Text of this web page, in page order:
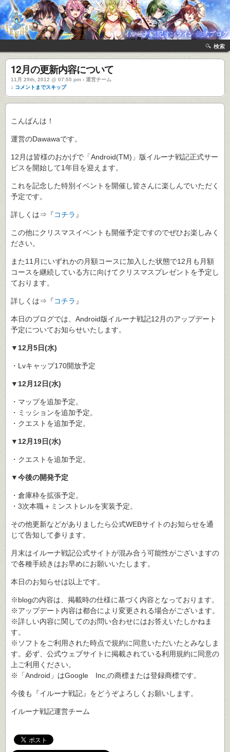
検索
12月の更新内容について
11月 29th, 2012 @ 07:55 pm › 運営チーム
↓ コメントまでスキップ
こんばんは！
運営のDawawaです。
12月は皆様のおかげで「Android(TM)」版イルーナ戦記正式サー
ビスを開始して1年目を迎えます。
これを記念した特別イベントを開催し皆さんに楽しんでいただく
予定です。
詳しくは⇒『コチラ 』
この他にクリスマスイベントも開催予定ですのでぜひお楽しみく
ださい。
また11月にいずれかの月額コースに加入した状態で12月も月額
コースを継続している方に向けてクリスマスプレゼントを予定し
ております。
詳しくは⇒『コチラ 』
本日のブログでは、Android版イルーナ戦記12月のアップデート
予定についてお知らせいたします。
▼12月5日(水)
・Lvキャップ170開放予定
▼12月12日(水)
・マップを追加予定。
・ミッションを追加予定。
・クエストを追加予定。
▼12月19日(水)
・クエストを追加予定。
▼今後の開発予定
・倉庫枠を拡張予定。
・3次本職＋ミンストレルを実装予定。
その他更新などがありましたら公式WEBサイトのお知らせを通
じて告知して参ります。
月末はイルーナ戦記公式サイトが混み合う可能性がございますの
で各種手続きはお早めにお願いいたします。
本日のお知らせは以上です。
※blogの内容は、掲載時の仕様に基づく内容となっております。
※アップデート内容は都合により変更される場合がございます。
※詳しい内容に関してのお問い合わせにはお答えいたしかねま
す。
※ソフトをご利用された時点で規約に同意いただいたとみなしま
す。必ず、公式ウェブサイトに掲載されている利用規約に同意の
上ご利用ください。
※「Android」はGoogle Inc,の商標または登録商標です。
今後も『イルーナ戦記』をどうぞよろしくお願いします。
イルーナ戦記運営チーム